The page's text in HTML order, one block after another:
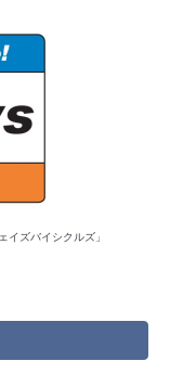
イズバイシクルズ」